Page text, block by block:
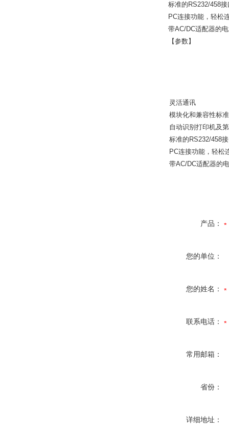
标准的RS232/458
PC连接功能，轻松
带AC/DC适配器的
【参数】
灵活通讯
模块化和兼容性标
自动识别打印机及
标准的RS232/458
PC连接功能，轻松
带AC/DC适配器的
产品：
您的单位：
您的姓名：
联系电话：
常用邮箱：
省份：
详细地址：